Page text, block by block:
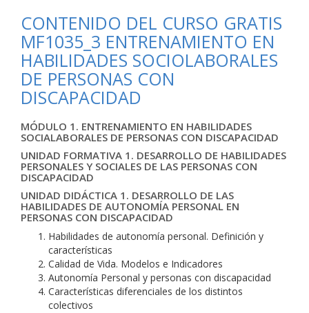
CONTENIDO DEL CURSO GRATIS
MF1035_3 ENTRENAMIENTO EN
HABILIDADES SOCIOLABORALES
DE PERSONAS CON
DISCAPACIDAD
MÓDULO 1. ENTRENAMIENTO EN HABILIDADES
SOCIALABORALES DE PERSONAS CON DISCAPACIDAD
UNIDAD FORMATIVA 1. DESARROLLO DE HABILIDADES
PERSONALES Y SOCIALES DE LAS PERSONAS CON
DISCAPACIDAD
UNIDAD DIDÁCTICA 1. DESARROLLO DE LAS
HABILIDADES DE AUTONOMÍA PERSONAL EN
PERSONAS CON DISCAPACIDAD
Habilidades de autonomía personal. Definición y
características
Calidad de Vida. Modelos e Indicadores
Autonomía Personal y personas con discapacidad
Características diferenciales de los distintos
colectivos